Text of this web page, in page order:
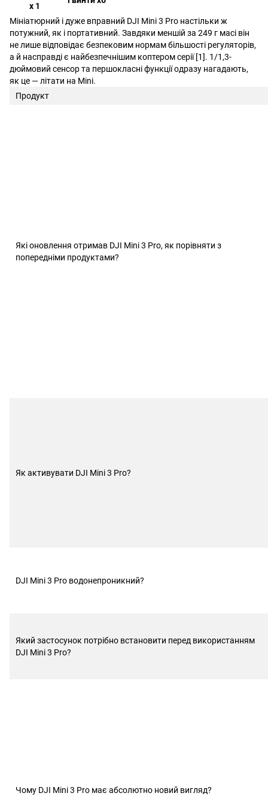
х 1
Мініатюрний і дуже вправний DJI Mini 3 Pro настільки ж
потужний, як і портативний. Завдяки меншій за 249 г масі він
не лише відповідає безпековим нормам більшості регуляторів,
а й насправді є найбезпечнішим коптером серії [1]. 1/1,3-
дюймовий сенсор та першокласні функції одразу нагадають,
як це — літати на Mini.
Продукт
Які оновлення отримав DJI Mini 3 Pro, як порівняти з
попередніми продуктами?
Як активувати DJI Mini 3 Pro?
DJI Mini 3 Pro водонепроникний?
Який застосунок потрібно встановити перед використанням
DJI Mini 3 Pro?
Чому DJI Mini 3 Pro має абсолютно новий вигляд?